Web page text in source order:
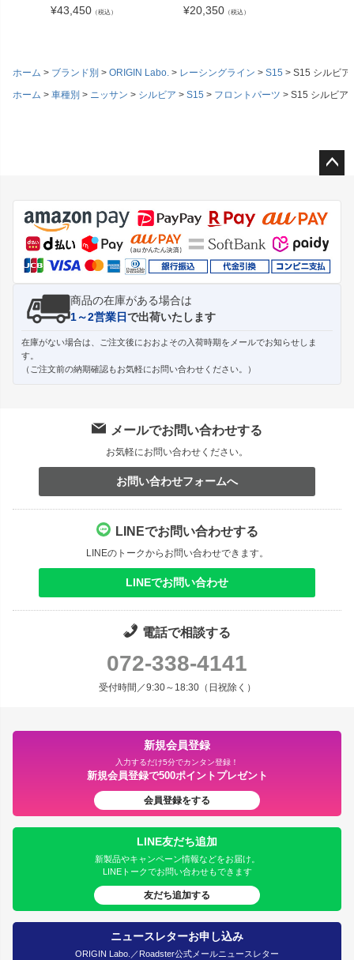
¥43,450 （税込）
¥20,350 （税込）
ホーム ブランド別 ORIGIN Labo. レーシングライン S15
S15 シルビア
ホーム
車種別 ニッサン シルビア S15 フロントパーツ S15 シルビア
ジト
ップ
へ
商品の在庫がある場合は
1～2営業日で出荷いたします
在庫がない場合は、ご注文後におおよその入荷時期をメールでお知らせしま
す。
（ご注文前の納期確認もお気軽にお問い合わせください。）
メールでお問い合わせする
お気軽にお問い合わせください。
お問い合わせフォームへ
LINEでお問い合わせする
LINEのトークからお問い合わせできます。
LINEでお問い合わせ
電話で相談する
072-338-4141
受付時間／9:30～18:30（日祝除く）
新規会員登録
入力するだけ5分でカンタン登録！
新規会員登録で500ポイントプレゼント
会員登録をする
LINE友だち追加
新製品やキャンペーン情報などをお届け。
LINEトークでお問い合わせもできます
友だち追加する
ニュースレターお申し込み
ORIGIN Labo.／Roadster公式メールニュースレター